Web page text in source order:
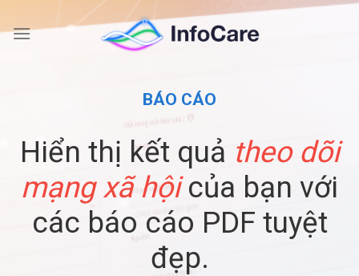
to
BÁO CÁO
Hiển thị kết quả theo dõi
mạng xã hộicủa bạn với
các báo cáo PDF tuyệt
đẹp.